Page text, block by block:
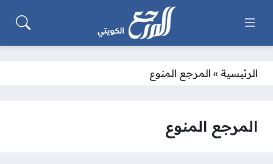
الرئيسية » المرجع المنوع
المرجع المنوع